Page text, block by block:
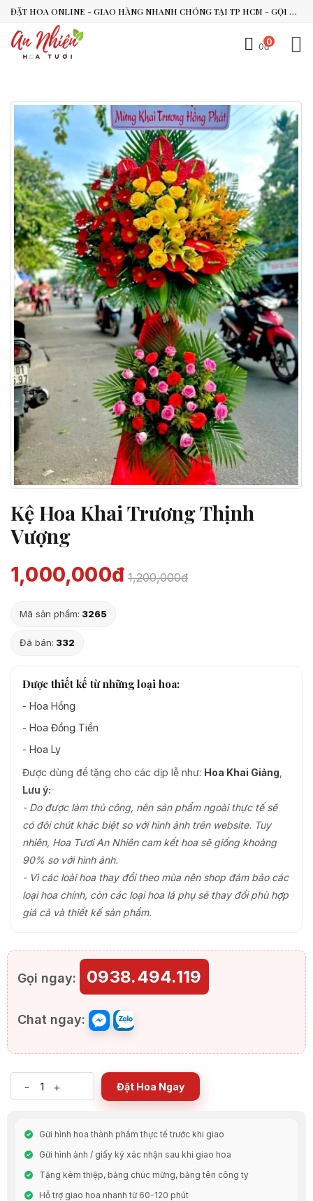
ĐẶT HOA ONLINE - GIAO HÀNG NHANH CHÓNG TẠI TP HCM - GỌI NGAY 0938.494.119 HOẶC 0899.492.909
0
0đ
Kệ Hoa Khai Trương Thịnh
Vượng
1,000,000đ 1,200,000đ
Mã sản phẩm: 3265
Đã bán: 332
Được thiết kế từ những loại hoa:
- Hoa Hồng
- Hoa Đồng Tiền
- Hoa Ly
Được dùng để tặng cho các dịp lễ như: Hoa Khai Giảng
Lưu ý:
- Do được làm thủ công, nên sản phẩm ngoài thực tế sẽ
có đôi chút khác biệt so với hình ảnh trên website. Tuy
nhiên, Hoa Tươi An Nhiên cam kết hoa sẽ giống khoảng
90% so với hình ảnh.
- Vì các loài hoa thay đổi theo mùa nên shop đảm bảo các
loại hoa chính, còn các loại hoa lá phụ sẽ thay đổi phù hợp
giá cả và thiết kế sản phẩm.
Gọi ngay: 0938.494.119
Chat ngay:
- + Đặt Hoa Ngay
Gửi hình hoa thành phẩm thực tế trước khi giao
Gửi hình ảnh / giấy ký xác nhận sau khi giao hoa
Tặng kèm thiệp, bảng chúc mừng, bảng tên công ty
Hỗ trợ giao hoa nhanh từ 60-120 phút
An Nhiên Flowers
Chào bạn, mình có thể hỗ trợ chọn hoa theo dịp nào?
Bạn có thể để lại yêu cầu, mình sẽ phản hồi sớm.